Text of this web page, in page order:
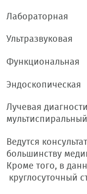
Лабораторная
Функциональная
Эндоскопическая
Лучевая
Ведутся
большинству
Кроме того, в